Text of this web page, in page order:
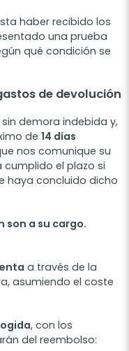
haber recibido los
una prueba
qué condición se
de devolución
demora indebida y,
de 14 días
nos comunique su
cumplido el plazo si
haya concluido dicho
son a su cargo.
a través de la
asumiendo el coste
, con los
del reembolso: